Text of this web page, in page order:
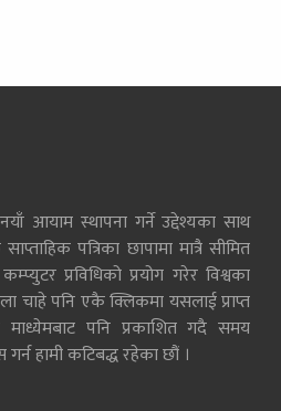
आयाम स्थापना गर्ने उद्देश्यका साथ
पत्रिका छापामा मात्रै सीमित
प्रविधिको प्रयोग गरेर विश्वका
पनि एकै क्लिकमा यसलाई प्राप्त
पनि प्रकाशित गदै समय
गर्न हामी कटिबद्ध रहेका छौं ।